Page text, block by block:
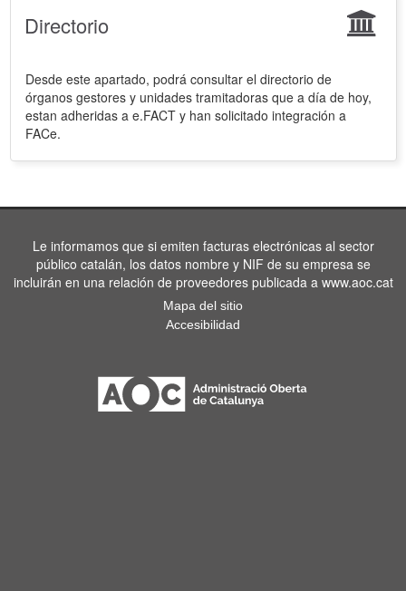
Directorio
Desde este apartado, podrá consultar el directorio de
órganos gestores y unidades tramitadoras que a día de hoy,
estan adheridas a e.FACT y han solicitado integración a
FACe.
Le informamos que si emiten facturas electrónicas al sector
público catalán, los datos nombre y NIF de su empresa se
incluirán en una relación de proveedores publicada a www.aoc.cat
Mapa del sitio
Accesibilidad